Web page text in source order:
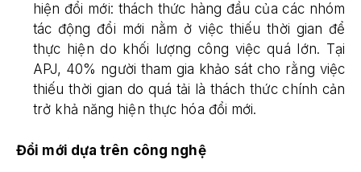
hiện đổi mới: thách thức hàng đầu của các nhóm
tác động đổi mới nằm ở việc thiếu thời gian để
thực hiện do khối lượng công việc quá lớn. Tại
APJ, 40% người tham gia khảo sát cho rằng việc
thiếu thời gian do quá tải là thách thức chính cản
trở khả năng hiện thực hóa đổi mới.
Đổi mới dựa trên công nghệ